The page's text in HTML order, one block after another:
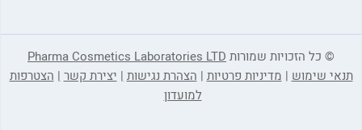
© כל הזכויות שמורותPharma Cosmetics Laboratories LTD
שימוש|מדיניות פרטיות|הצהרת נגישות|יצירת קשר | הצטרפות
למועדון